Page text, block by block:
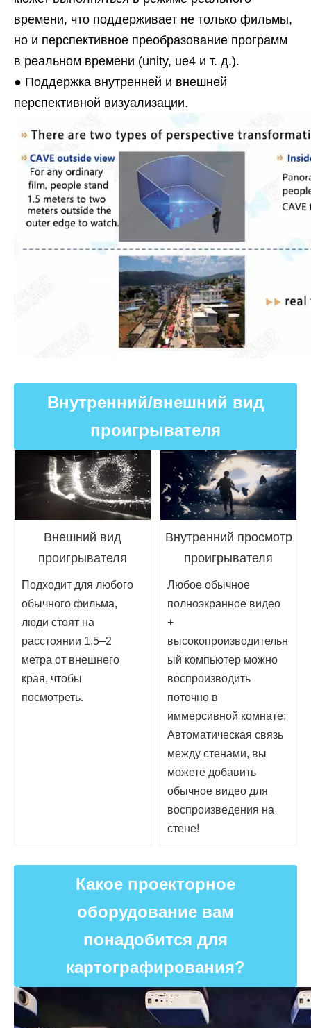
времени, что поддерживает не только фильмы,
но и перспективное преобразование программ
в реальном времени (unity, ue4 и т. д.).
● Поддержка внутренней и внешней
перспективной визуализации.
Внутренний/внешний вид
проигрывателя
Внешний вид
проигрывателя
Подходит для любого
обычного фильма,
люди стоят на
расстоянии 1,5–2
метра от внешнего
края, чтобы
посмотреть.
Внутренний просмотр
проигрывателя
Любое обычное
полноэкранное видео
+
высокопроизводительн
ый компьютер можно
воспроизводить
поточно в
иммерсивной комнате;
Автоматическая связь
между стенами, вы
можете добавить
обычное видео для
воспроизведения на
стене!
Какое проекторное
оборудование вам
понадобится для
картографирования?